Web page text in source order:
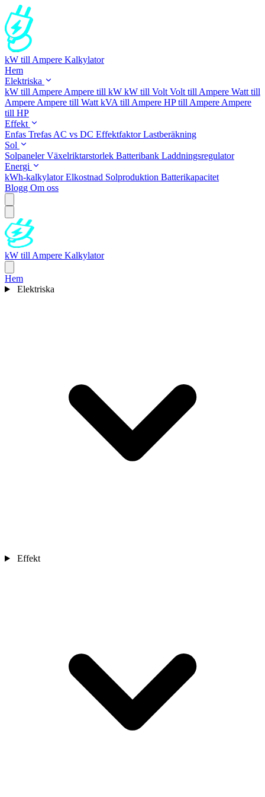
kW till Ampere Kalkylator
Hem
Elektriska
kW till Ampere Ampere till kW kW till Volt Volt till Ampere Watt till
Ampere Ampere till Watt kVA till Ampere HP till Ampere Ampere
till HP
Effekt
Enfas Trefas AC vs DC EffektfaktorLastberäkning
Sol
SolpanelerVäxelriktarstorlek Batteribank Laddningsregulator
Energi
kWh-kalkylatorElkostnad Solproduktion Batterikapacitet
Blogg Om oss
kW till Ampere Kalkylator
Hem
Elektriska
Effekt